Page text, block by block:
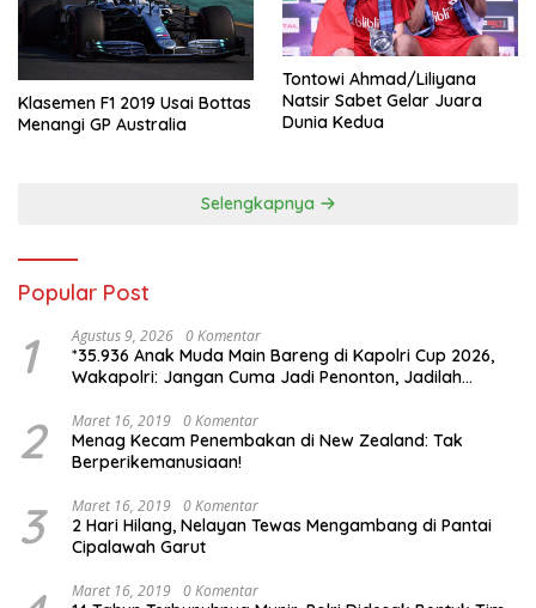
Klasemen F1 2019 Usai Bottas
Menangi GP Australia
Tontowi Ahmad/Liliyana
Natsir Sabet Gelar Juara
Dunia Kedua
Selengkapnya
Popular Post
1 Agustus 9, 2026 0 Komentar
*35.936 Anak Muda Main Bareng di Kapolri Cup 2026,
Wakapolri: Jangan Cuma Jadi Penonton, Jadilah
2 Maret 16, 2019 0 Komentar
Menag Kecam Penembakan di New Zealand: Tak
Berperikemanusiaan!
3 Maret 16, 2019 0 Komentar
2 Hari Hilang, Nelayan Tewas Mengambang di Pantai
Cipalawah Garut
Maret 16, 2019 0 Komentar